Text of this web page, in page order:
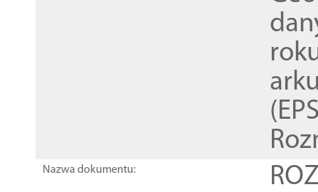
Nazwa dokumentu: